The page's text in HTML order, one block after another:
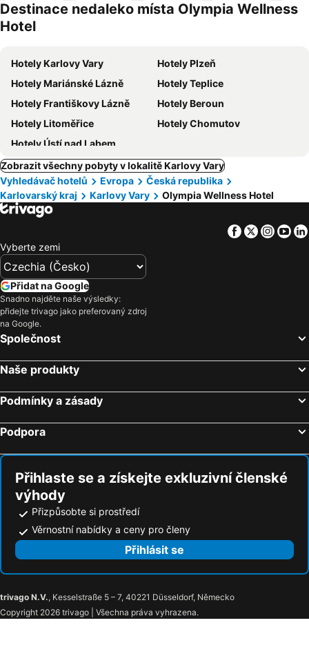
domácí
Destinace nedaleko místa Olympia Wellness
Hotel
Hotely Karlovy Vary
Hotely Plzeň
Hotely Mariánské Lázně
Hotely Teplice
Hotely Františkovy Lázně
Hotely Beroun
Hotely Litoměřice
Hotely Chomutov
Hotely Ústí nad Labem
Zobrazit všechny pobyty v lokalitě Karlovy Vary
Vyhledávač hotelů
Evropa
Česká republika
Karlovarský kraj
Karlovy Vary Olympia Wellness Hotel
Facebook
Twitter
Vyberte zemi
Přidat na Google
Snadno najděte naše výsledky:
přidejte trivago jako preferovaný zdroj
na Google.
Společnost
Naše produkty
Podmínky a zásady
Podpora
Přihlaste se a získejte exkluzivní členské
výhody
Přizpůsobte si prostředí
Věrnostní nabídky a ceny pro členy
Přihlásit se
trivago N.V., Kesselstraße 5 – 7, 40221 Düsseldorf, Německo
Copyright 2026 trivago | Všechna práva vyhrazena.